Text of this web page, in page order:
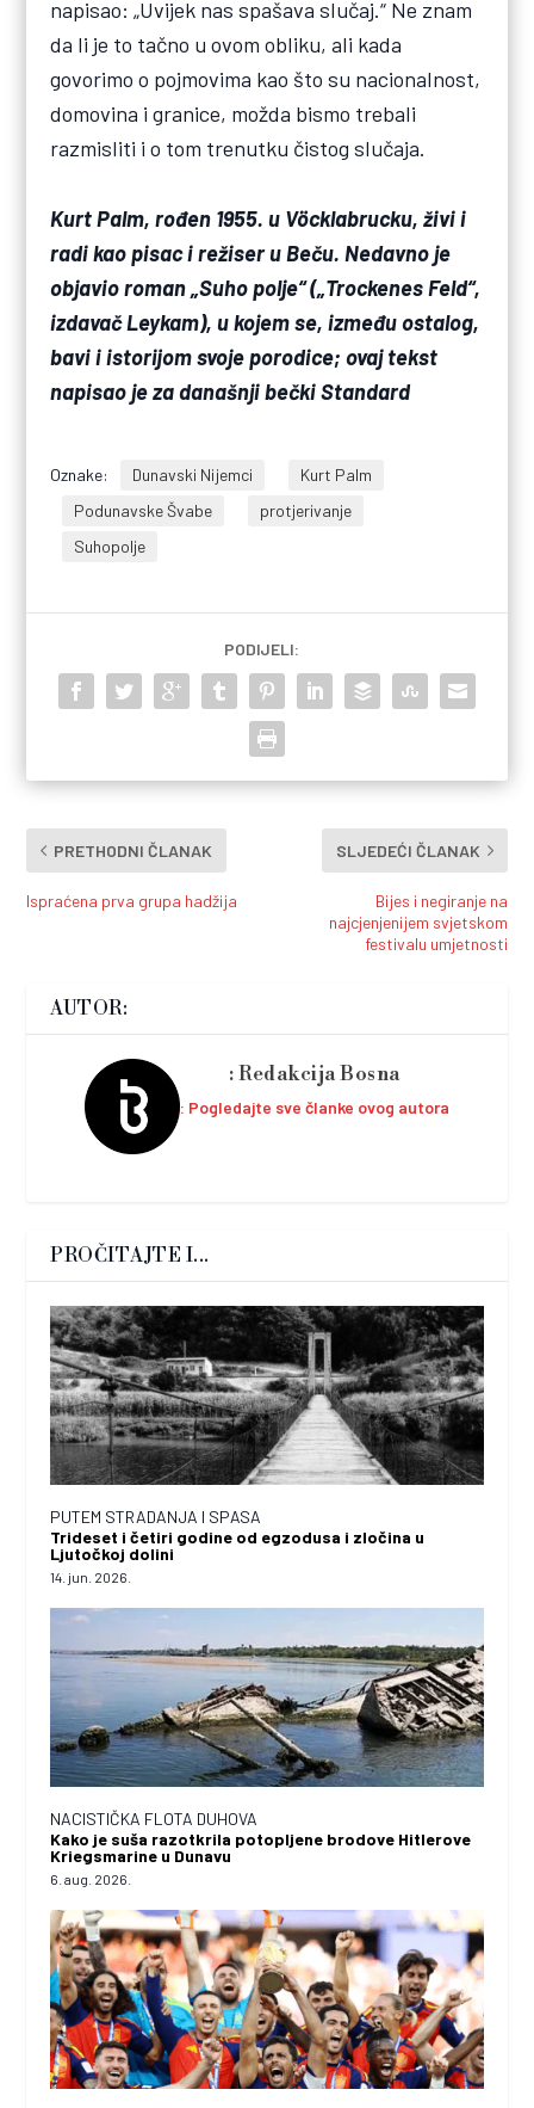
napisao: „Uvijek nas spašava slučaj.“ Ne znam
da li je to tačno u ovom obliku, ali kada
govorimo o pojmovima kao što su nacionalnost,
domovina i granice, možda bismo trebali
razmisliti i o tom trenutku čistog slučaja.
Kurt Palm, rođen 1955. u Vöcklabrucku, živi i
radi kao pisac i režiser u Beču. Nedavno je
objavio roman „Suho polje“ („Trockenes Feld“,
izdavač Leykam), u kojem se, između ostalog,
bavi i istorijom svoje porodice; ovaj tekst
napisao je za današnji bečki Standard
Oznake: Dunavski Nijemci
Kurt Palm
Podunavske Švabe
protjerivanje
Suhopolje
PODIJELI:
PRETHODNI ČLANAK
Ispraćena prva grupa hadžija
SLJEDEĆI ČLANAK
Bijes i negiranje na
najcjenjenijem svjetskom
festivalu umjetnosti
AUTOR:
Redakcija Bosna
Pogledajte sve članke ovog autora
PROČITAJTE I...
PUTEM STRADANJA I SPASA
Trideset i četiri godine od egzodusa i zločina u
Ljutočkoj dolini
14. jun. 2026.
NACISTIČKA FLOTA DUHOVA
Kako je suša razotkrila potopljene brodove Hitlerove
Kriegsmarine u Dunavu
6. aug. 2026.